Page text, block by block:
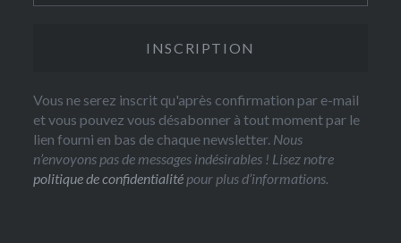
Vous ne serez inscrit qu'après confirmation par e-mail
et vous pouvez vous désabonner à tout moment par le
lien fourni en bas de chaque newsletter. Nous
n’envoyons pas de messages indésirables ! Lisez notre
politique de confidentialité pour plus d’informations.